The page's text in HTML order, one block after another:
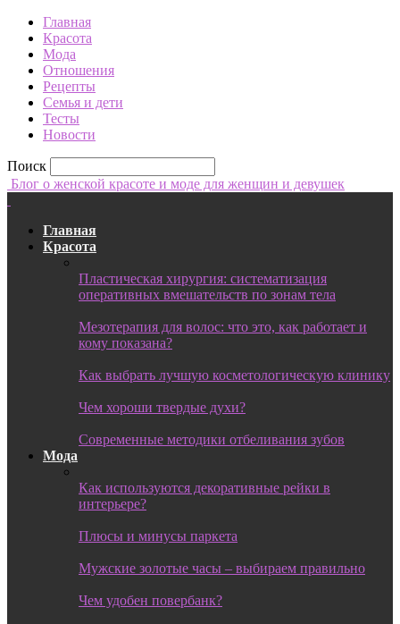
Главная
Красота
Мода
Отношения
Рецепты
Семья и дети
Тесты
Новости
Поиск
Блог о женской красоте и моде для женщин и девушек
Главная
Красота
Пластическая хирургия: систематизация
оперативных вмешательств по зонам тела
Мезотерапия для волос: что это, как работает и
кому показана?
Как выбрать лучшую косметологическую клинику
Чем хороши твердые духи?
Современные методики отбеливания зубов
Мода
Как используются декоративные рейки в
интерьере?
Плюсы и минусы паркета
Мужские золотые часы – выбираем правильно
Чем удобен повербанк?